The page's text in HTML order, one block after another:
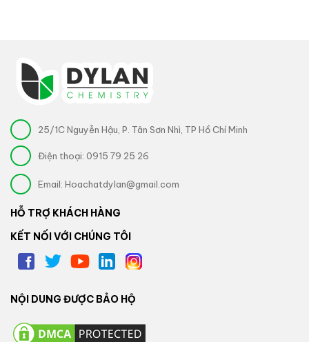
25/1C Nguyễn Hậu, P. Tân Sơn Nhì, TP Hồ Chí Minh
Điện thoại: 0915 79 25 26
Email: Hoachatdylan@gmail.com
HỖ TRỢ KHÁCH HÀNG
KẾT NỐI VỚI CHÚNG TÔI
NỘI DUNG ĐƯỢC BẢO HỘ